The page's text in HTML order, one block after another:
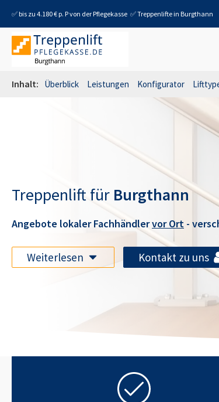
✅ bis zu 4.180 € p. P von der Pflegekasse ✅ Treppenlifte in Burgthann
Inhalt: Überblick Leistungen Konfigurator
Treppenlift für Burgthann
Angebote lokaler Fachhändlervor Ort -
Weiterlesen Kontakt zu uns